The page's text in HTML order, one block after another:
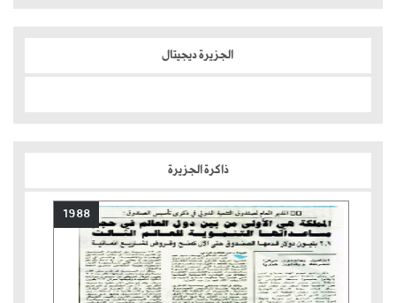
الجزيرة ديجيتال
ذاكرة الجزيرة
1988